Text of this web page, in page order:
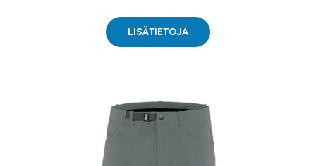
LISÄTIETOJA